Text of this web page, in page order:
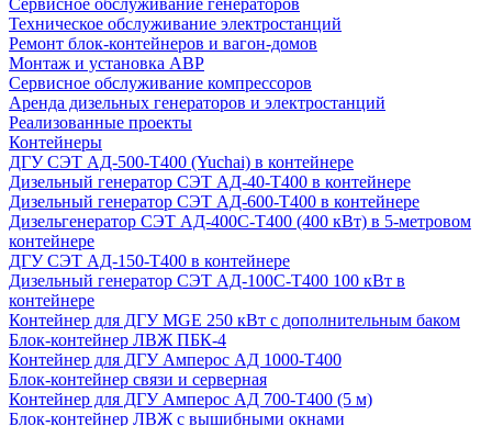
Сервисное обслуживание генераторов
Техническое обслуживание электростанций
Ремонт блок-контейнеров и вагон-домов
Монтаж и установка АВР
Сервисное обслуживание компрессоров
Аренда дизельных генераторов и электростанций
Реализованные проекты
Контейнеры
ДГУ СЭТ АД-500-Т400 (Yuchai) в контейнере
Дизельный генератор СЭТ АД-40-Т400 в контейнере
Дизельный генератор СЭТ АД-600-Т400 в контейнере
Дизельгенератор СЭТ АД-400С-Т400 (400 кВт) в 5-метровом
контейнере
ДГУ СЭТ АД-150-Т400 в контейнере
Дизельный генератор СЭТ АД-100С-Т400 100 кВт в
контейнере
Контейнер для ДГУ MGE 250 кВт с дополнительным баком
Блок-контейнер ЛВЖ ПБК-4
Контейнер для ДГУ Амперос АД 1000-Т400
Блок-контейнер связи и серверная
Контейнер для ДГУ Амперос АД 700-Т400 (5 м)
Блок-контейнер ЛВЖ с вышибными окнами